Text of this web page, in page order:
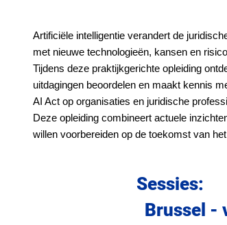
Artificiële intelligentie verandert de
met nieuwe technologieën, kansen en
Tijdens deze praktijkgerichte opleiding
uitdagingen beoordelen en maakt kennis
AI Act op organisaties en juridische
Deze opleiding combineert actuele
willen voorbereiden op de toekomst van
Sessies:
Brussel -